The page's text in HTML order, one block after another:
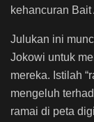
kehancuran
Julukan ini
Jokowi untuk
mereka. Istilah
mengeluh
ramai di peta